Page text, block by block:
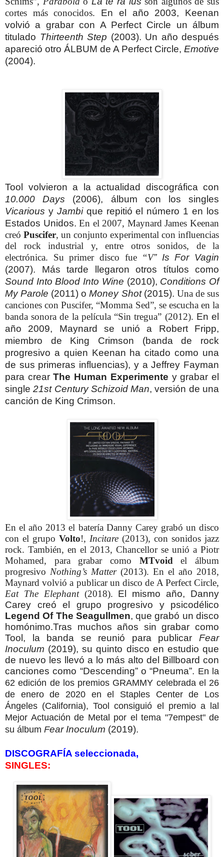
cortes más conocidos. En el año 2003, Keenan
volvió a grabar con A Perfect Circle un álbum
titulado Thirteenth Step (2003). Un año después
apareció otro ÁLBUM de A Perfect Circle, Emotive
(2004).
Tool volvieron a la actualidad discográfica con
10.000 Days (2006), álbum con los singles
Vicarious y Jambique repitió el número 1 en los
Estados Unidos.En el 2007, Maynard James Keenan
creó Puscifer, un conjunto experimental con influencias
del rock industrial y, entre otros sonidos, de la
electrónica. Su primer disco fue “V”Is For Vagin
(2007). Más tarde llegaron otros títulos como
Sound Into Blood Into Wine (2010), Conditions Of
My Parole (2011) oMoney Shot(2015). Una de sus
canciones con Puscifer, “Momma Sed”, se escucha en la
banda sonora de la película “Sin tregua” (2012). En el
año 2009, Maynard se unió a Robert Fripp,
miembro de King Crimson (banda de rock
progresivo a quien Keenan ha citado como una
de sus primeras influencias), y a Jeffrey Fayman
para crearThe Human Experimente y grabar el
single21st Century Schizoid Man, versión de una
canción de King Crimson.
En el año 2013 el batería Danny Carey grabó un disco
con el grupo Volto!, Incitare (2013), con sonidos jazz
rock. También, en el 2013, Chancellor se unió a Piotr
Mohamed, para grabar como MTvoid el álbum
progresivo Nothing’s Matter(2013). En el año 2018,
Maynard volvió a publicar un disco de A Perfect Circle,
Eat The Elephant(2018). El mismo año, Danny
Carey creó el grupo progresivo y psicodélico
Legend Of The Seagullmen, que grabó un disco
homónimo.Tras muchos años sin grabar como
Tool, la banda se reunió para publicar Fear
Inoculum (2019), su quinto disco en estudio que
de nuevo les llevó a lo más alto del Billboard con
canciones como “Descending” o “Pneuma”. En la
62 edición de los premios GRAMMY celebrada el 26
de enero de 2020 en el Staples Center de Los
Ángeles (California), Tool consiguió el premio a lal
Mejor Actuación de Metal por el tema "7empest" de
su álbum Fear Inoculum (2019).
DISCOGRAFÍA seleccionada,
SINGLES: